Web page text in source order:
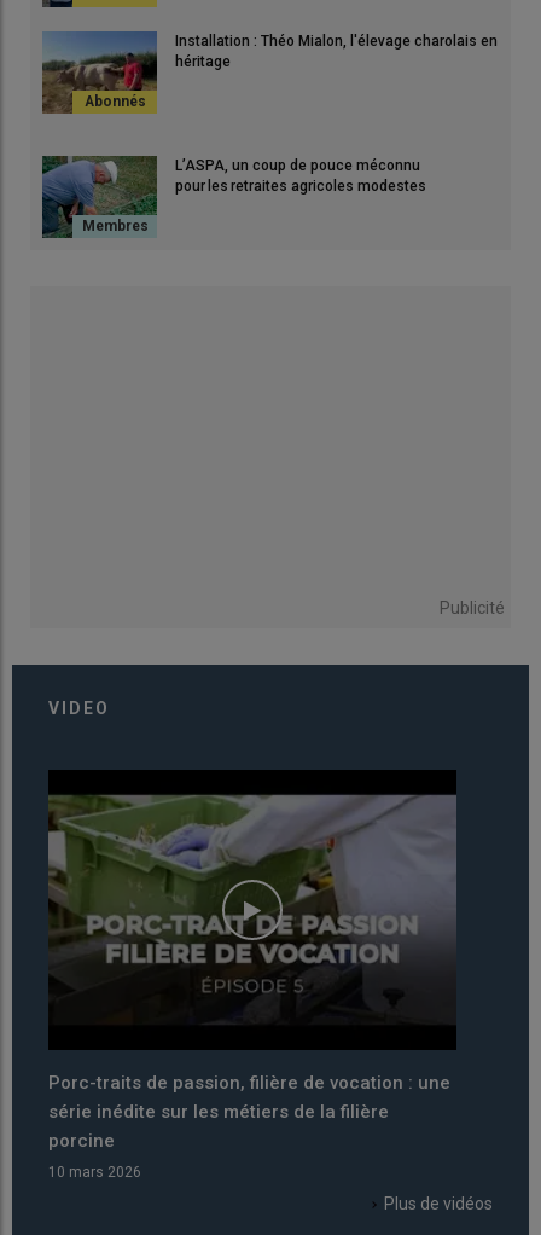
Installation : Théo Mialon, l'élevage charolais en
héritage
L’ASPA, un coup de pouce méconnu
pour les retraites agricoles modestes
Publicité
VIDEO
Pourquoi 2026 a été décrétée année
internationale du pastoralisme par la FAO ?
06 mars 2026
Plus de vidéos